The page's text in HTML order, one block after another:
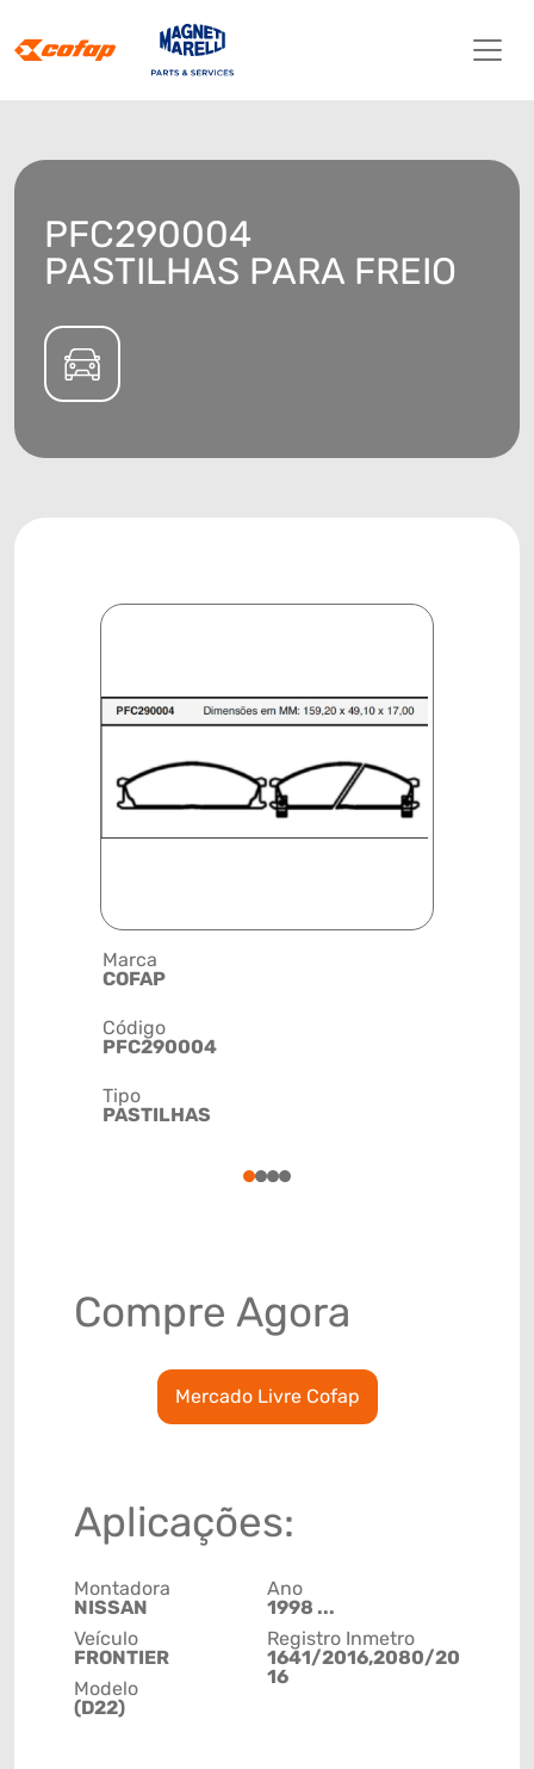
PFC290004
PASTILHAS PARA FREIO
Marca
COFAP
Código
PFC290004
Tipo
PASTILHAS
1234
Compre Agora
Mercado Livre Cofap
Aplicações:
Montadora
NISSAN
Veículo
FRONTIER
Modelo
(D22)
Ano
1998 ...
Registro Inmetro
1641/2016,2080/20
16